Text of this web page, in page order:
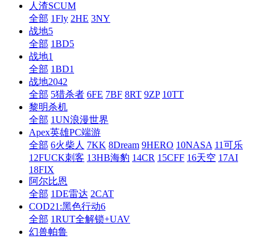
人渣SCUM
全部 1Fly 2HE 3NY
战地5
全部 1BD5
战地1
全部 1BD1
战地2042
全部 5猎杀者 6FE 7BF 8RT 9ZP 10TT
黎明杀机
全部 1UN浪漫世界
Apex英雄PC端游
全部 6火柴人 7KK 8Dream 9HERO 10NASA 11可乐
12FUCK刺客 13HB海豹 14CR 15CFF 16天空 17AI
18FIX
阿尔比恩
全部 1DE雷达 2CAT
COD21:黑色行动6
全部 1RUT全解锁+UAV
幻兽帕鲁